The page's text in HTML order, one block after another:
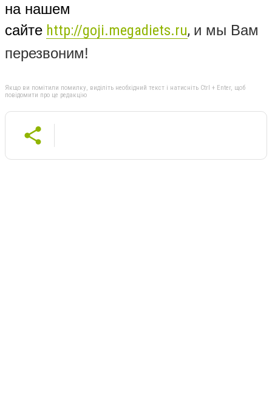
на нашем
сайте http://goji.megadiets.ru, и мы Вам
перезвоним!
Якщо ви помітили помилку, виділіть необхідний текст і натисніть Ctrl + Enter, щоб
повідомити про це редакцію